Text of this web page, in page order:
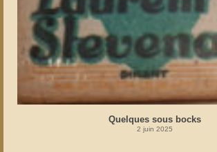
Quelques sous bocks
2 juin 2025